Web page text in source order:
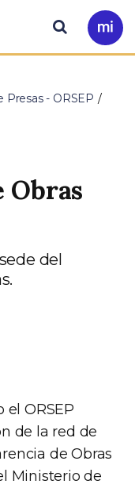
Ir
a
Buscar
- ORSEP
Obras
del
el ORSEP
de la red de
de Obras
Ministerio de